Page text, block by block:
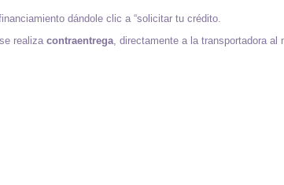
dándole clic a “solicitar tu crédito.
realiza contraentrega, directamente a la transportadora al